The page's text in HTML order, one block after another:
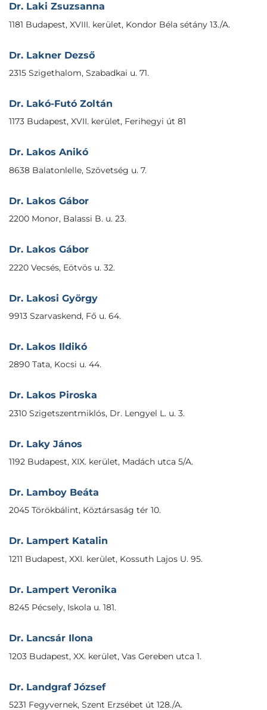
Dr. Laki Zsuzsanna
1181 Budapest, XVIII. kerület, Kondor Béla sétány 13./A.
Dr. Lakner Dezső
2315 Szigethalom, Szabadkai u. 71.
Dr. Lakó-Futó Zoltán
1173 Budapest, XVII. kerület, Ferihegyi út 81
Dr. Lakos Anikó
8638 Balatonlelle, Szövetség u. 7.
Dr. Lakos Gábor
2200 Monor, Balassi B. u. 23.
Dr. Lakos Gábor
2220 Vecsés, Eötvös u. 32.
Dr. Lakosi György
9913 Szarvaskend, Fő u. 64.
Dr. Lakos Ildikó
2890 Tata, Kocsi u. 44.
Dr. Lakos Piroska
2310 Szigetszentmiklós, Dr. Lengyel L. u. 3.
Dr. Laky János
1192 Budapest, XIX. kerület, Madách utca 5/A.
Dr. Lamboy Beáta
2045 Törökbálint, Köztársaság tér 10.
Dr. Lampert Katalin
1211 Budapest, XXI. kerület, Kossuth Lajos U. 95.
Dr. Lampert Veronika
8245 Pécsely, Iskola u. 181.
Dr. Lancsár Ilona
1203 Budapest, XX. kerület, Vas Gereben utca 1.
Dr. Landgraf József
5231 Fegyvernek, Szent Erzsébet út 128./A.